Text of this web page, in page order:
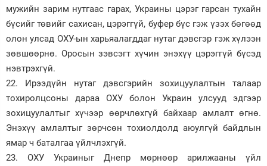
мужийн зарим нутгаас гарах, Украины цэрэг гарсан тухайн
бүсийг төвийг сахисан, цэрэггүй, буфер бүс гэж үзэх бөгөөд
олон улсад ОХУ-ын харьяалагддаг нутаг дэвсгэр гэж хүлээн
зөвшөөрнө. Оросын зэвсэгт хүчин энэхүү цэрэггүй бүсэд
нэвтрэхгүй.
22. Ирээдүйн нутаг дэвсгэрийн зохицуулалтын талаар
тохиролцсоны дараа ОХУ болон Украин улсууд эдгээр
зохицуулалтыг хүчээр өөрчлөхгүй байхаар амлалт өгнө.
Энэхүү амлалтыг зөрчсөн тохиолдолд аюулгүй байдлын
ямар ч баталгаа үйлчлэхгүй.
23. ОХУ Украиныг Днепр мөрнөөр арилжааны үйл